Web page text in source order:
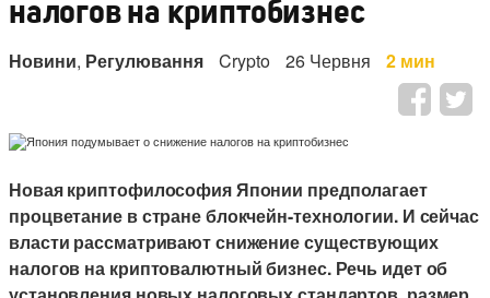
налогов на криптобизнес
Новини, Регулювання Crypto 26 Червня 2 мин
Новая криптофилософия Японии предполагает
процветание в стране блокчейн-технологии. И сейчас
власти рассматривают снижение существующих
налогов на криптовалютный бизнес. Речь идет об